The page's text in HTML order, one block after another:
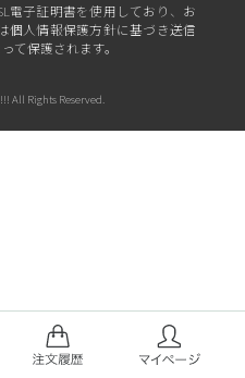
電子証明書を使用しており、お
個人情報保護方針に基づき送信
て保護されます。
All Rights Reserved.